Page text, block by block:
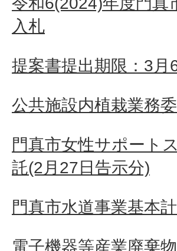
入札
提案書提出期限：3月
公共施設内植栽業務
門真市女性サポート
託(2月27日告示分)
門真市水道事業基本
電子機器等産業廃棄